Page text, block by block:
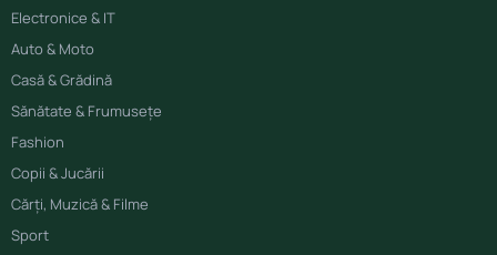
Electronice & IT
Auto & Moto
Casă & Grădină
Sănătate & Frumusețe
Fashion
Copii & Jucării
Cărți, Muzică & Filme
Sport